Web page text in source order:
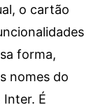
o cartão
forma,
nomes do
É